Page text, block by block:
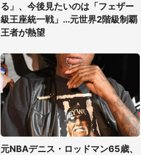
る」、今後見たいのは「フェザー
級王座統一戦」...元世界2階級制覇
王者が熱望
元NBAデニス・ロッドマン65歳、